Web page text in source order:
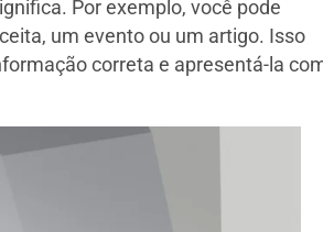
Por exemplo, você pode
um evento ou um artigo. Isso
correta e apresentá-la